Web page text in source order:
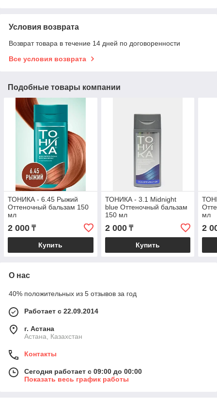
Условия возврата
Возврат товара в течение 14 дней по договоренности
Все условия возврата
Подобные товары компании
ТОНИКА - 6.45 Рыжий
Оттеночный бальзам 150
мл
2 000 ₸
Купить
ТОНИКА - 3.1 Midnight
blue Оттеночный бальзам
150 мл
2 000₸
Купить
мл
2
О нас
40% положительных из 5 отзывов за год
Работает с 22.09.2014
г. Астана
Астана, Казахстан
Контакты
Сегодня работает с 09:00 до 00:00
Показать весь график работы